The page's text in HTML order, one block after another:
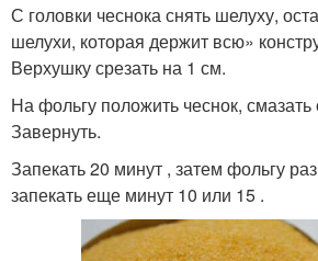
С головки чеснока снять шелуху,
шелухи, которая держит всю»
Верхушку срезать на 1 см.
На фольгу положить чеснок,
Завернуть.
Запекать 20 минут , затем фольгу
запекать еще минут 10 или 15 .